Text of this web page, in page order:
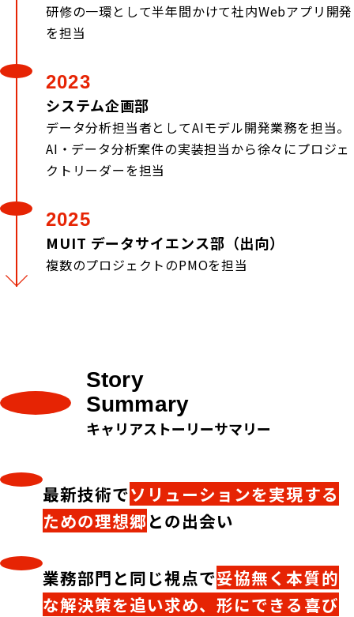
研修の一環として半年間かけて社内Webアプリ開発
を担当
2023
システム企画部
データ分析担当者としてAIモデル開発業務を担当。
AI・データ分析案件の実装担当から徐々にプロジェ
クトリーダーを担当
2025
MUIT データサイエンス部（出向）
複数のプロジェクトのPMOを担当
Story
Summary
キャリアストーリーサマリー
最新技術でソリューションを実現する
ための理想郷との出会い
業務部門と同じ視点で妥協無く本質的
な解決策を追い求め、形にできる喜び